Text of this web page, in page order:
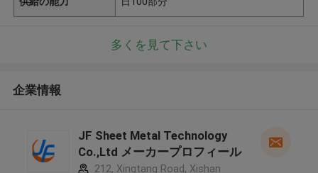
多くを見て下さい
企業情報
JF Sheet Metal Technology
Co.,Ltd メーカープロフィール
212, Xingtang Road, Xishan